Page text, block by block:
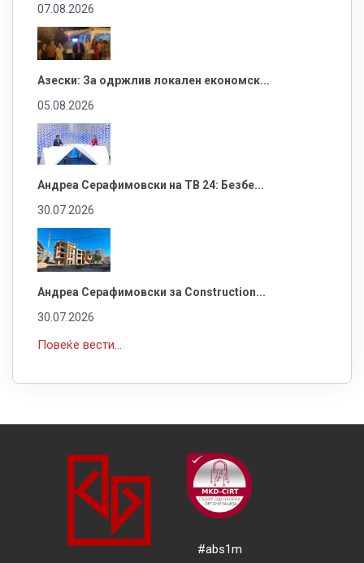
07.08.2026
Азески: За одржлив локален економск...
05.08.2026
Андреа Серафимовски на ТВ 24: Безбе...
30.07.2026
Андреа Серафимовски за Construction...
30.07.2026
Повеќе вести...
#abs1m